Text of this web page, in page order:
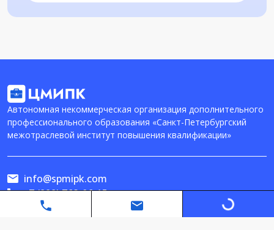
Loading...
Автономная некоммерческая организация дополнительного
профессионального образования «Санкт-Петербургский
межотраслевой институт повышения квалификации»
Политика конфиденциальности
info@spmipk.com
+7 (999) 768-06-15